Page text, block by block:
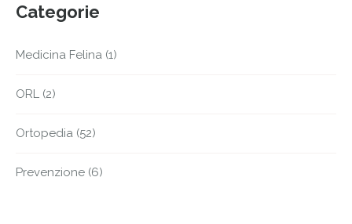
Categorie
Medicina Felina (1)
ORL (2)
Ortopedia (52)
Prevenzione (6)